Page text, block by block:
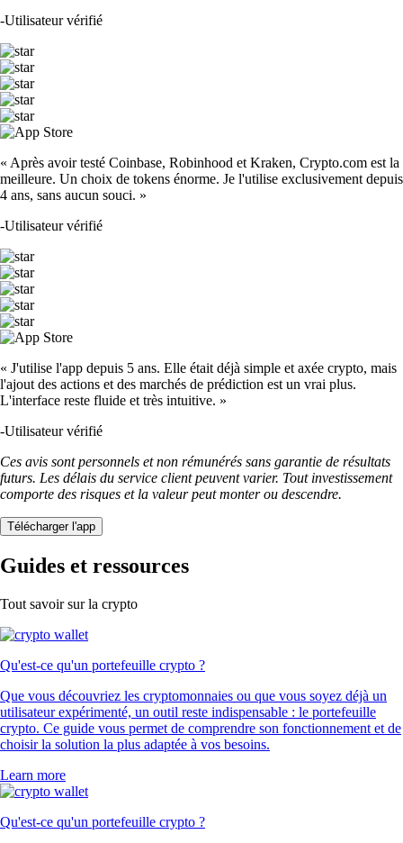
-Utilisateur vérifié
« Après avoir testé Coinbase, Robinhood et Kraken, Crypto.com est la
meilleure. Un choix de tokens énorme. Je l'utilise exclusivement depuis
4 ans, sans aucun souci. »
-Utilisateur vérifié
« J'utilise l'app depuis 5 ans. Elle était déjà simple et axée crypto, mais
l'ajout des actions et des marchés de prédiction est un vrai plus.
L'interface reste fluide et très intuitive. »
-Utilisateur vérifié
Ces avis sont personnels et non rémunérés sans garantie de résultats
futurs. Les délais du service client peuvent varier. Tout investissement
comporte des risques et la valeur peut monter ou descendre.
Télécharger l'app
Guides et ressources
Tout savoir sur la crypto
Qu'est-ce qu'un portefeuille crypto ?
Que vous découvriez les cryptomonnaies ou que vous soyez déjà un
utilisateur expérimenté, un outil reste indispensable : le portefeuille
crypto. Ce guide vous permet de comprendre son fonctionnement et de
choisir la solution la plus adaptée à vos besoins.
Learn more
Qu'est-ce qu'un portefeuille crypto ?